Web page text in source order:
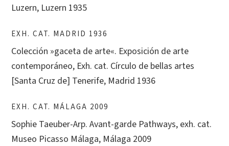
Luzern, Luzern 1935
EXH. CAT. MADRID 1936
Colección »gaceta de arte«. Exposición de arte
contemporáneo, Exh. cat. Círculo de bellas artes
[Santa Cruz de] Tenerife, Madrid 1936
EXH. CAT. MÁLAGA 2009
Sophie Taeuber-Arp. Avant-garde Pathways, exh. cat.
Museo Picasso Málaga, Málaga 2009